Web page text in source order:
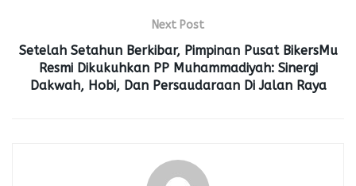
Next Post
Setelah Setahun Berkibar, Pimpinan Pusat BikersMu
Resmi Dikukuhkan PP Muhammadiyah: Sinergi
Dakwah, Hobi, Dan Persaudaraan Di Jalan Raya